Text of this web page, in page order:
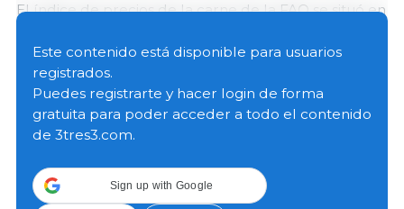
El índice de precios de la carne de la FAO se situó en
ligera disminución (de 0.7 puntos o del 0.6 %) desde
septiembre, la cual representa el cuarto descenso
mensual consecutivo y deja el índice 3.9 puntos (un
3.4 %) por debajo de su valor de hace un año.
cerdo disminuyeron
por tercer mes consecutivo,
principalmente a causa de la persistente apatía de la
Este contenido está disponible para usuarios
registrados.
Puedes registrarte y hacer login de forma
gratuita para poder acceder a todo el contenido
de 3tres3.com.
Sign up with Google